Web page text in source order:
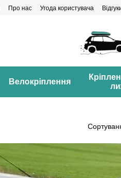
Про нас Угода користувача
Велокріплення